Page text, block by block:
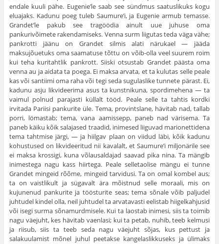
endale kuuli pähe. Eugenie’le saab see sündmus saatuslikuks kogu
eluajaks. Kadunu poeg tuleb Saumure’i, ja Eugenie armub temasse.
Grandet’le pakub see tragöödia ainult uue juhuse oma
pankurivõimete rakendamiseks. Venna surm liigutas teda väga vähe;
pankrotti jäänu on Grandet silmis alati närukael — jääda
maksujõuetuks oma saamatuse tõttu on võib-olla veel suurem roim
kui teha kuritahtlik pankrott. Siiski otsustab Grandet päästa oma
venna au ja aidata ta poega. Ei maksa arvata, et ta kulutas selle peale
kas või santiimi oma raha või tegi seda sugulaslike tunnete pärast. Ei,
kadunu asju likvideerima asus ta kunstnikuna, spordimehena — ta
vaimul polnud parajasti küllalt tööd. Peale selle ta tahtis kordki
irvitada Pariisi pankurite üle. Tema, provintslane, hävitab nad, tallab
porri, lömastab; tema, vana aamissepp, paneb nad värisema. Ta
paneb käiku kõik salajased traadid, inimesed liiguvad marionettidena
tema tahtmise järgi, — ja hiilgav plaan on viidud läbi, kõik kadunu
kohustused on likvidee­ritud nii kavalalt, et Saumure’i miljonärile see
ei maksa krossigi, kuna võlausaldajad saavad pika nina. Ta mängib
inimestega nagu kass hiirtega. Peale selletaolise mängu ei tunne
Grandet mingeid rõõme, mingeid tarvidusi. Ta on omal kombel aus;
ta on vaistlikult ja sügavalt ära mõist­nud selle moraali, mis on
kujunenud pankurite ja töösturite seas; tema sõnale võib paljudel
juhtudel kindel olla, neil juhtudel ta arvatavasti eelistab hiigelkahjusid
või isegi surma sõnamurdmisele. Kui ta laostab inimesi, siis ta toimib
nagu väejuht, kes hävitab vaenlasi; kui ta petab, nuhib, teeb kelmusi
ja riisub, siis ta teeb seda nagu väejuht sõjas, kus pettust ja
salakuulamist mõnel juhul peetakse kangelaslikkuseks ja ülimaks